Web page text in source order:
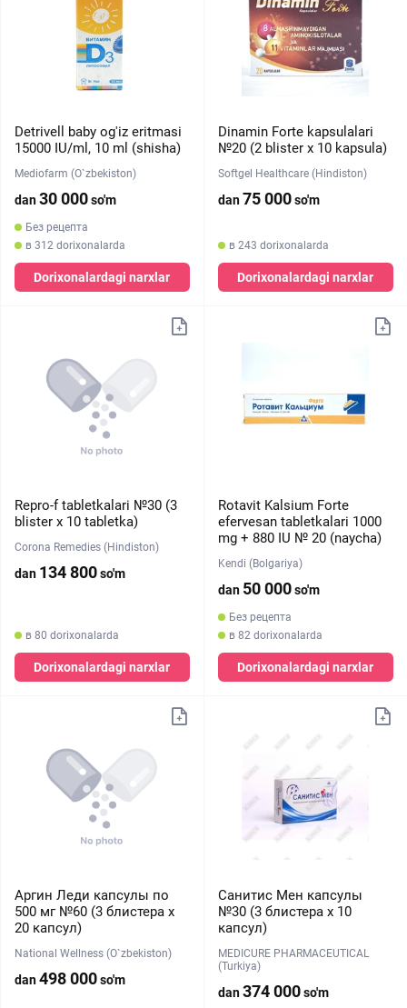
Detrivell baby og'iz eritmasi
15000 IU/ml, 10 ml (shisha)
Mediofarm (O`zbekiston)
dan30 000so'm
Без рецепта
в 312 dorixonalarda
Dorixonalardagi narxlar
Dinamin Forte kapsulalari
№20 (2 blister х 10 kapsula)
Softgel Healthcare (Hindiston)
dan75 000so'm
в 243 dorixonalarda
Dorixonalardagi narxlar
Repro-f tabletkalari №30 (3
blister х 10 tabletka)
Corona Remedies (Hindiston)
dan 134 800so'm
в 80 dorixonalarda
Dorixonalardagi narxlar
Rotavit Kalsium Forte
efervesan tabletkalari 1000
mg + 880 IU № 20 (naycha)
Kendi (Bolgariya)
dan 50 000so'm
Без рецепта
в 82 dorixonalarda
Dorixonalardagi narxlar
Аргин Леди капсулы по
500 мг №60 (3 блистера х
20 капсул)
National Wellness (O`zbekiston)
dan498 000so'm
Санитис Мен капсулы
№30 (3 блистера х 10
капсул)
MEDICURE PHARMACEUTICAL
(Turkiya)
dan374 000so'm